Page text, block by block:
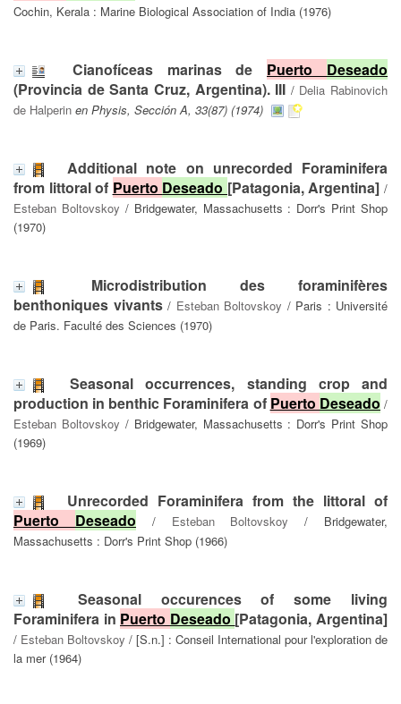
Cochin, Kerala : Marine Biological Association of India (1976)
Cianofíceas marinas de Puerto Deseado
(Provincia de Santa Cruz, Argentina). III / Delia Rabinovich
de Halperin en Physis, Sección A, 33(87) (1974)
Additional note on unrecorded Foraminifera
from littoral of Puerto Deseado [Patagonia, Argentina] /
Esteban Boltovskoy / Bridgewater, Massachusetts : Dorr's Print Shop
(1970)
Microdistribution des foraminifères
benthoniques vivants/ Esteban Boltovskoy / Paris : Université
de Paris. Faculté des Sciences (1970)
Seasonal occurrences, standing crop and
production in benthic Foraminifera of Puerto Deseado /
Esteban Boltovskoy / Bridgewater, Massachusetts : Dorr's Print Shop
(1969)
Unrecorded Foraminifera from the littoral of
Puerto Deseado / Esteban Boltovskoy / Bridgewater,
Massachusetts : Dorr's Print Shop (1966)
Seasonal occurences of some living
Foraminifera in Puerto Deseado [Patagonia, Argentina]
/ Esteban Boltovskoy / [S.n.] : Conseil International pour l'exploration de
la mer (1964)